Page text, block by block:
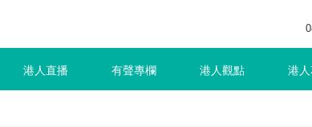
港人直播 有聲專欄 港人觀點 港